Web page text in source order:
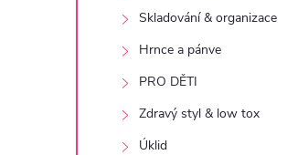
Skladování & organizace
Hrnce a pánve
PRO DĚTI
Zdravý styl & low tox
Úklid